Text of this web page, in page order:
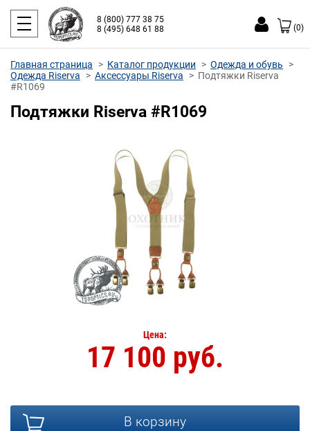
8 (800) 777 38 75
8 (495) 648 61 88
(0)
Главная страница Каталог продукции
Одежда и обувь
Одежда Riserva
Аксессуары Riserva
Подтяжки Riserva
#R1069
Подтяжки Riserva #R1069
Цена:
17 100 руб.
В корзину